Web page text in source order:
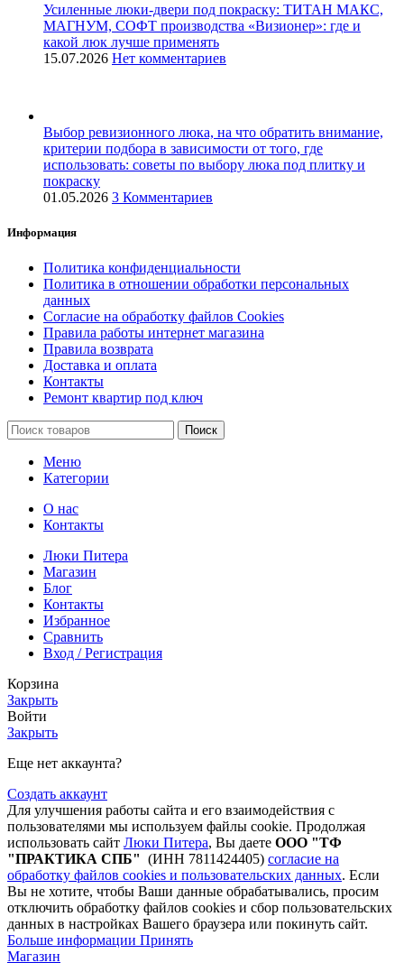
Усиленные люки-двери под покраску: ТИТАН МАКС,
МАГНУМ, СОФТ производства «Визионер»: где и
какой люк лучше применять
15.07.2026 Нет комментариев
Выбор ревизионного люка, на что обратить внимание,
критерии подбора в зависимости от того, где
использовать: советы по выбору люка под плитку и
покраску
01.05.2026 3 Комментариев
Информация
Политика конфиденциальности
Политика в отношении обработки персональных
данных
Согласие на обработку файлов Cookies
Правила работы интернет магазина
Правила возврата
Доставка и оплата
Контакты
Ремонт квартир под ключ
Поиск
Меню
Категории
О нас
Контакты
Люки Питера
Магазин
Блог
Контакты
Избранное
Сравнить
Вход / Регистрация
Корзина
Закрыть
Войти
Закрыть
Еще нет аккаунта?
Создать аккаунт
Для улучшения работы сайта и его взаимодействия с
пользователями мы используем файлы cookie. Продолжая
использовать сайт Люки Питера, Вы даете ООО "ТФ
"ПРАКТИКА СПБ" (ИНН 7811424405) согласие на
обработку файлов cookies и пользовательских данных. Если
Вы не хотите, чтобы Ваши данные обрабатывались, просим
отключить обработку файлов cookies и сбор пользовательских
данных в настройках Вашего браузера или покинуть сайт.
Больше информации Больше
Принять
Магазин